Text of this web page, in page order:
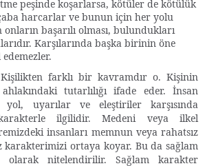
peşinde koşarlarsa, kötüler de kötülük
harcarlar ve bunun için her yolu
başarılı olması, bulundukları
Karşılarında başka birinin öne
farklı bir kavramdır o. Kişinin
tutarlılığı ifade eder. İnsan
uyarılar ve eleştiriler karşısında
ilgilidir. Medeni veya ilkel
insanları memnun veya rahatsız
karakterimizi ortaya koyar. Bu da sağlam
nitelendirilir. Sağlam karakter